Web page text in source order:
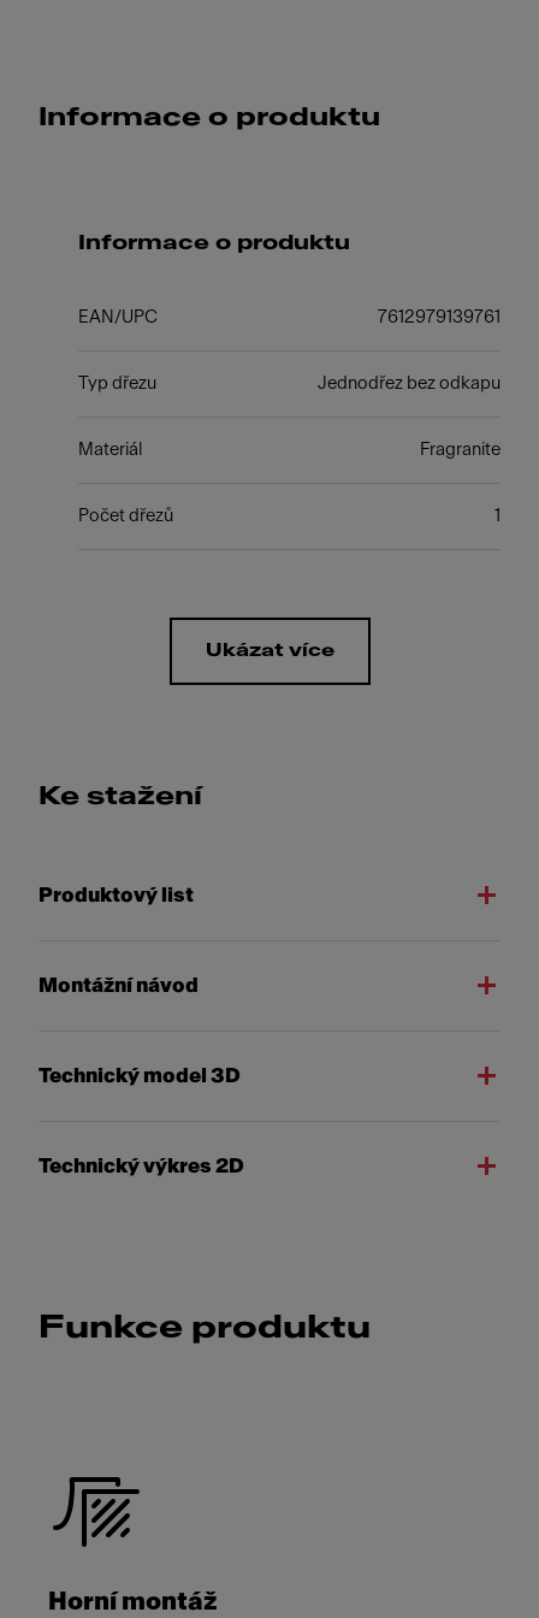
Informace o produktu
Informace o produktu
EAN/UPC 7612979139761
Typ dřezu Jednodřez bez odkapu
Materiál Fragranite
Počet dřezů 1
Ukázat více
Ke stažení
Produktový list
Montážní návod
Technický model 3D
Technický výkres 2D
Funkce produktu
Horní montáž